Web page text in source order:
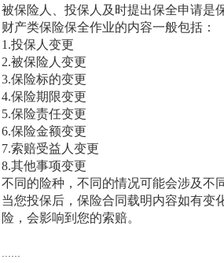
被保险人、投保人及时提出保全申请是
财产类保险保全作业的内容一般包括：
1.投保人变更
2.被保险人变更
3.保险标的变更
4.保险期限变更
5.保险责任变更
6.保险金额变更
7.索赔受益人变更
8.其他事项变更
不同的险种，不同的情况可能会涉及不
当您投保后，保险合同载明内容如有变
险，会影响到您的索赔。